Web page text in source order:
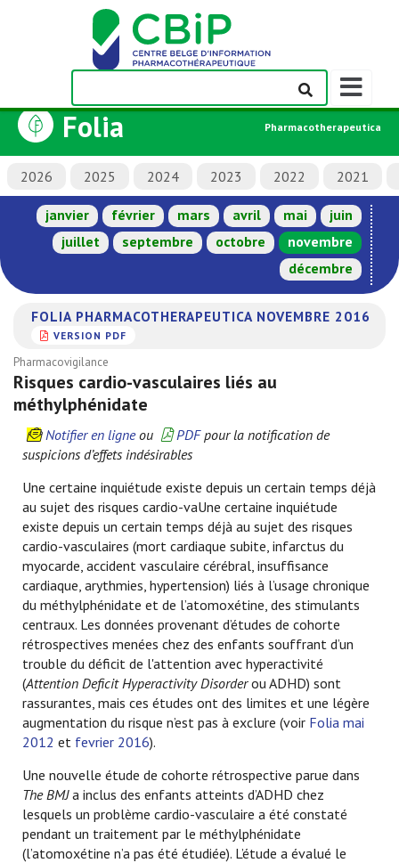
Afficher/
la
de
navigation
Folia Pharmacotherapeutica
2026 2025 2024 2023 2022 2021
janvier février mars avril mai
juin
juillet
septembre octobre
novembre
décembre
FOLIA PHARMACOTHERAPEUTICA NOVEMBRE 2016
VERSION PDF
Pharmacovigilance
Risques cardio-vasculaires liés au
méthylphénidate
Notifier en ligneou PDFpour la notification de
suspicions d’effets indésirables
Une certaine inquiétude existe depuis un certain temps déjà
au sujet des risques cardio-vaUne certaine inquiétude
existe depuis un certain temps déjà au sujet des risques
cardio-vasculaires (mort cardiaque subite, infarctus du
myocarde, accident vasculaire cérébral, insuffisance
cardiaque, arythmies, hypertension) liés à l’usage chronique
du méthylphénidate et de l’atomoxétine, des stimulants
centraux. Les données provenant d’études de cohorte
rétrospectives menées chez des enfants souffrant d’un
trouble du déficit de l'attention avec hyperactivité
(Attention Deficit Hyperactivity Disorderou ADHD) sont
rassurantes, mais ces études ont des limites et une légère
augmentation du risque n’est pas à exclure (voir Folia mai
2012 et fevrier 2016).
Une nouvelle étude de cohorte rétrospective parue dans
The BMJa inclus des enfants atteints d’ADHD chez
lesquels un problème cardio-vasculaire a été constaté
pendant un traitement par le méthylphénidate
(l’atomoxétine n’a pas été étudiée). L’étude a évalué le